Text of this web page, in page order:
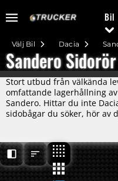
Bil
Dacia
Välj Bil
Sandero
Stort utbud från välkända
omfattande lagerhållning
Sandero. Hittar du inte
sidobågar du söker, hör av